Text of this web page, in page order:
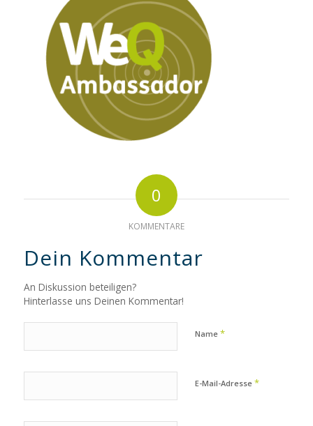
0
KOMMENTARE
Dein Kommentar
An Diskussion beteiligen?
Hinterlasse uns Deinen Kommentar!
Name *
E-Mail-Adresse *